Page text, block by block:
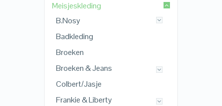
Meisjeskleding
B.Nosy
Badkleding
Broeken
Broeken & Jeans
Colbert/Jasje
Frankie & Liberty